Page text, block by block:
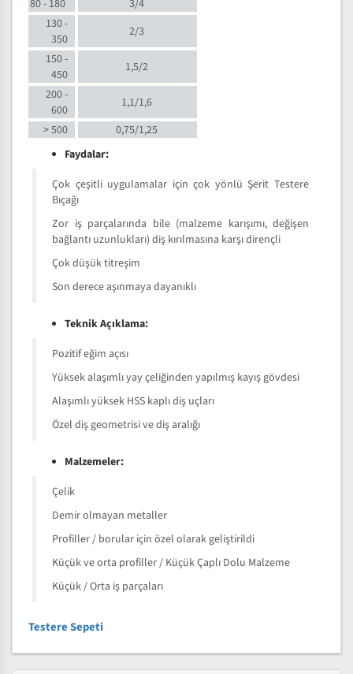
80 - 180
3/4
130 -
350
2/3
150 -
450
1,5/2
200 -
600
1,1/1,6
> 500
0,75/1,25
Faydalar:
Çok çeşitli uygulamalar için çok yönlü Şerit Testere
Bıçağı
Zor iş parçalarında bile (malzeme karışımı, değişen
bağlantı uzunlukları) diş kırılmasına karşı dirençli
Çok düşük titreşim
Son derece aşınmaya dayanıklı
Teknik Açıklama:
Pozitif eğim açısı
Yüksek alaşımlı yay çeliğinden yapılmış kayış gövdesi
Alaşımlı yüksek HSS kaplı diş uçları
Özel diş geometrisi ve diş aralığı
Malzemeler:
Çelik
Demir olmayan metaller
Profiller / borular için özel olarak geliştirildi
Küçük ve orta profiller / Küçük Çaplı Dolu Malzeme
Küçük / Orta iş parçaları
Testere Sepeti